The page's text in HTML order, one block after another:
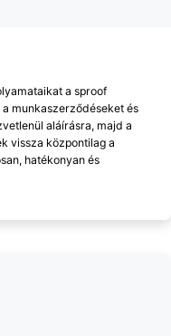
a sproof
munkaszerződéseket és
aláírásra, majd a
vissza központilag a
hatékonyan és